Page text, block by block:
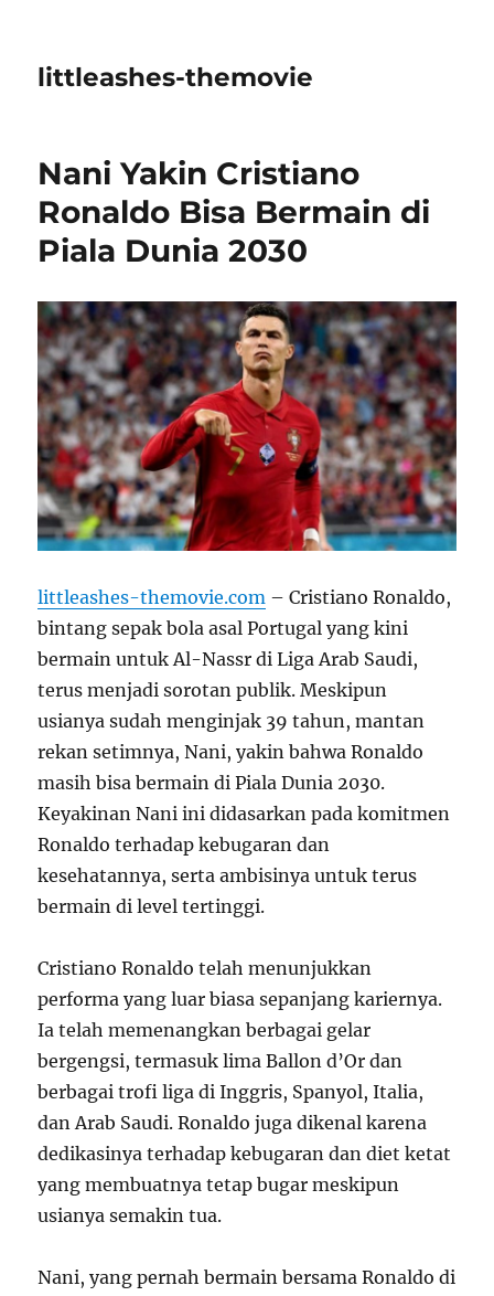
littleashes-themovie
Nani Yakin Cristiano
Ronaldo Bisa Bermain di
Piala Dunia 2030
littleashes-themovie.com – Cristiano Ronaldo,
bintang sepak bola asal Portugal yang kini
bermain untuk Al-Nassr di Liga Arab Saudi,
terus menjadi sorotan publik. Meskipun
usianya sudah menginjak 39 tahun, mantan
rekan setimnya, Nani, yakin bahwa Ronaldo
masih bisa bermain di Piala Dunia 2030.
Keyakinan Nani ini didasarkan pada komitmen
Ronaldo terhadap kebugaran dan
kesehatannya, serta ambisinya untuk terus
bermain di level tertinggi.
Cristiano Ronaldo telah menunjukkan
performa yang luar biasa sepanjang kariernya.
Ia telah memenangkan berbagai gelar
bergengsi, termasuk lima Ballon d’Or dan
berbagai trofi liga di Inggris, Spanyol, Italia,
dan Arab Saudi. Ronaldo juga dikenal karena
dedikasinya terhadap kebugaran dan diet ketat
yang membuatnya tetap bugar meskipun
usianya semakin tua.
Nani, yang pernah bermain bersama Ronaldo di